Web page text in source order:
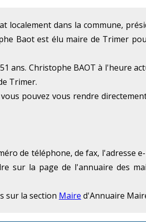
localement dans la commune,
Baot est élu maire de Trimer
ans. Christophe BAOT à l'heure
Trimer.
pouvez vous rendre
de téléphone, de fax, l'adresse
sur la page de l'annuaire des
sur la section Maire d'Annuaire